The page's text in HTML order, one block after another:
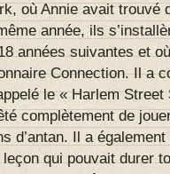
où Annie avait trouvé
année, ils
années suivantes et
Connection. Il a
le « Harlem Street
complètement de
d’antan. Il a
qui pouvait durer